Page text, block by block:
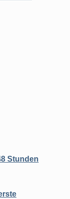
Stunden